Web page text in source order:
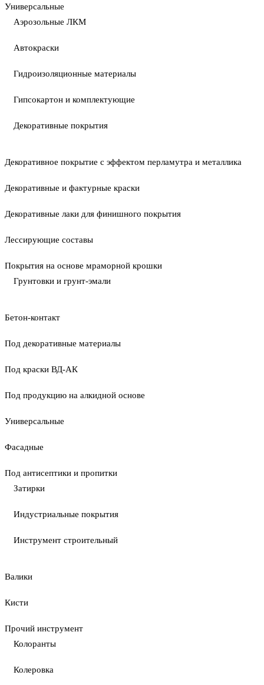
Универсальные
Аэрозольные ЛКМ
Автокраски
Гидроизоляционные материалы
Гипсокартон и комплектующие
Декоративные покрытия
Декоративное покрытие с эффектом перламутра и металлика
Декоративные и фактурные краски
Декоративные лаки для финишного покрытия
Лессирующие составы
Покрытия на основе мраморной крошки
Грунтовки и грунт-эмали
Бетон-контакт
Под декоративные материалы
Под краски ВД-АК
Под продукцию на алкидной основе
Универсальные
Фасадные
Под антисептики и пропитки
Затирки
Индустриальные покрытия
Инструмент строительный
Валики
Кисти
Прочий инструмент
Колоранты
Колеровка